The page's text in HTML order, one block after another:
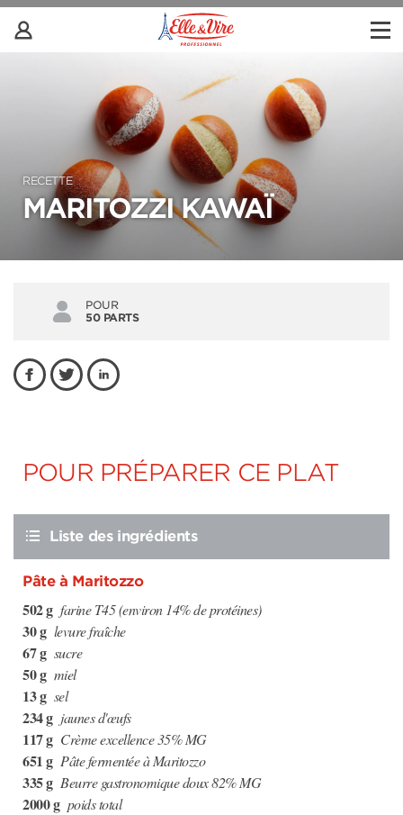
RECETTE
MARITOZZI KAWAÏ
POUR
50 PARTS
POUR PRÉPARER CE PLAT
Liste des ingrédients
Pâte à Maritozzo
502 g farine T45 (environ 14% de protéines)
30 g levure fraîche
67 g sucre
50 g miel
13 g sel
234 g jaunes d'œufs
117 g Crème excellence 35% MG
651 g Pâte fermentée à Maritozzo
335 g Beurre gastronomique doux 82% MG
2000 g poids total